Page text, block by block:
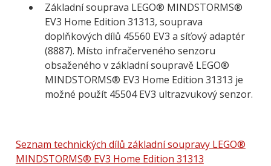
Základní souprava LEGO® MINDSTORMS®
EV3 Home Edition 31313, souprava
doplňkových dílů 45560 EV3 a síťový adaptér
(8887). Místo infračerveného senzoru
obsaženého v základní soupravě LEGO®
MINDSTORMS® EV3 Home Edition 31313 je
možné použít 45504 EV3 ultrazvukový senzor.
Seznam technických dílů základní soupravy LEGO®
MINDSTORMS® EV3 Home Edition 31313